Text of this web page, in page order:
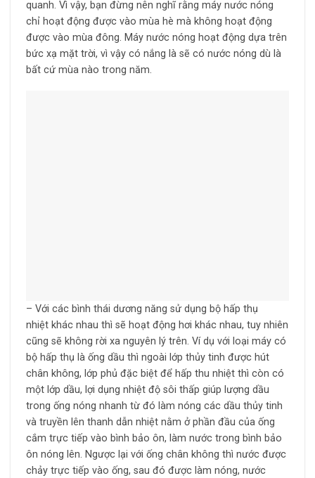
quanh. Vì vậy, bạn đừng nên nghĩ rằng máy nước nóng
chỉ hoạt động được vào mùa hè mà không hoạt động
được vào mùa đông. Máy nước nóng hoạt động dựa trên
bức xạ mặt trời, vì vậy có nắng là sẽ có nước nóng dù là
bất cứ mùa nào trong năm.
– Với các bình thái dương năng sử dụng bộ hấp thụ
nhiệt khác nhau thì sẽ hoạt động hơi khác nhau, tuy nhiên
cũng sẽ không rời xa nguyên lý trên. Ví dụ với loại máy có
bộ hấp thụ là ống dầu thì ngoài lớp thủy tinh được hút
chân không, lớp phủ đặc biệt để hấp thu nhiệt thì còn có
một lớp dầu, lợi dụng nhiệt độ sôi thấp giúp lượng dầu
trong ống nóng nhanh từ đó làm nóng các dầu thủy tinh
và truyền lên thanh dẫn nhiệt nằm ở phần đầu của ống
cắm trực tiếp vào bình bảo ôn, làm nước trong bình bảo
ôn nóng lên. Ngược lại với ống chân không thì nước được
chảy trực tiếp vào ống, sau đó được làm nóng, nước